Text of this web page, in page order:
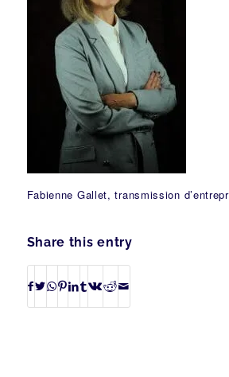
Fabienne Gallet, transmission
Share this entry